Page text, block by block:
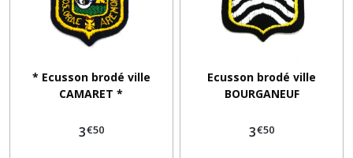
* Ecusson brodé ville
CAMARET *
3€50
Ecusson brodé ville
BOURGANEUF
3€50